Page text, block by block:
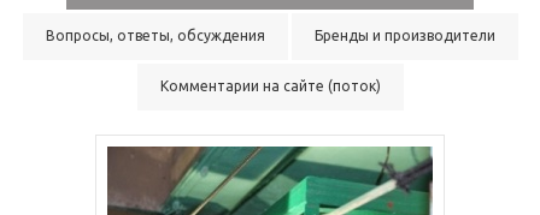
Вопросы, ответы, обсуждения Бренды и производители
Комментарии на сайте (поток)